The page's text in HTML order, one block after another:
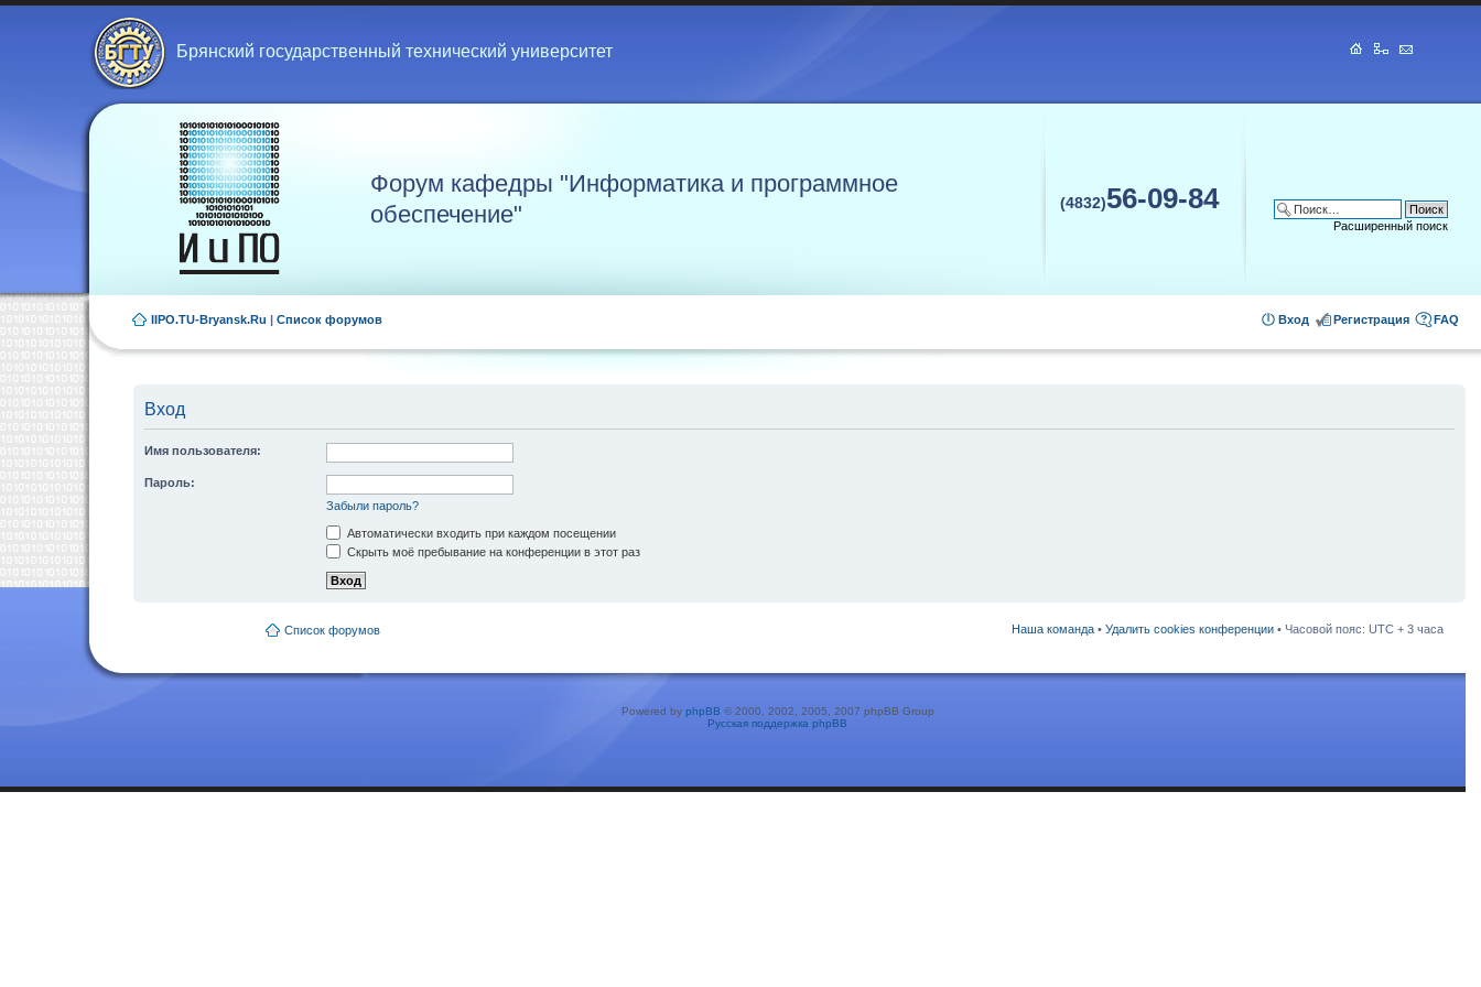
Брянский государственный технический университет
Форум кафедры "Информатика и программное
обеспечение"
(4832)56-09-84
Расширенный поиск
IIPO.TU-Bryansk.Ru | Список форумов FAQ
Регистрация
Вход
Вход
Имя пользователя:
Пароль:
Забыли пароль?
Автоматически входить при каждом посещении
Скрыть моё пребывание на конференции в этот раз
Список форумов Наша команда • Удалить cookies конференции • Часовой пояс: UTC + 3 часа
Powered by phpBB © 2000, 2002, 2005, 2007 phpBB Group
Русская поддержка phpBB